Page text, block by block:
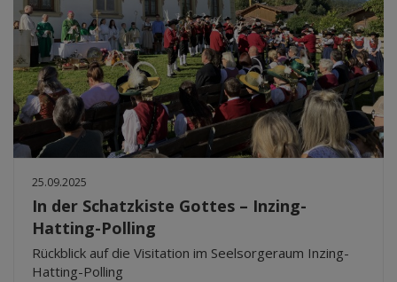
25.09.2025
In der Schatzkiste Gottes – Inzing-
Hatting-Polling
Rückblick auf die Visitation im Seelsorgeraum Inzing-
Hatting-Polling